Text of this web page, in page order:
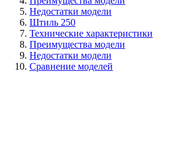
Недостатки модели
Штиль 250
Технические характеристики
Преимущества модели
Недостатки модели
Сравнение моделей